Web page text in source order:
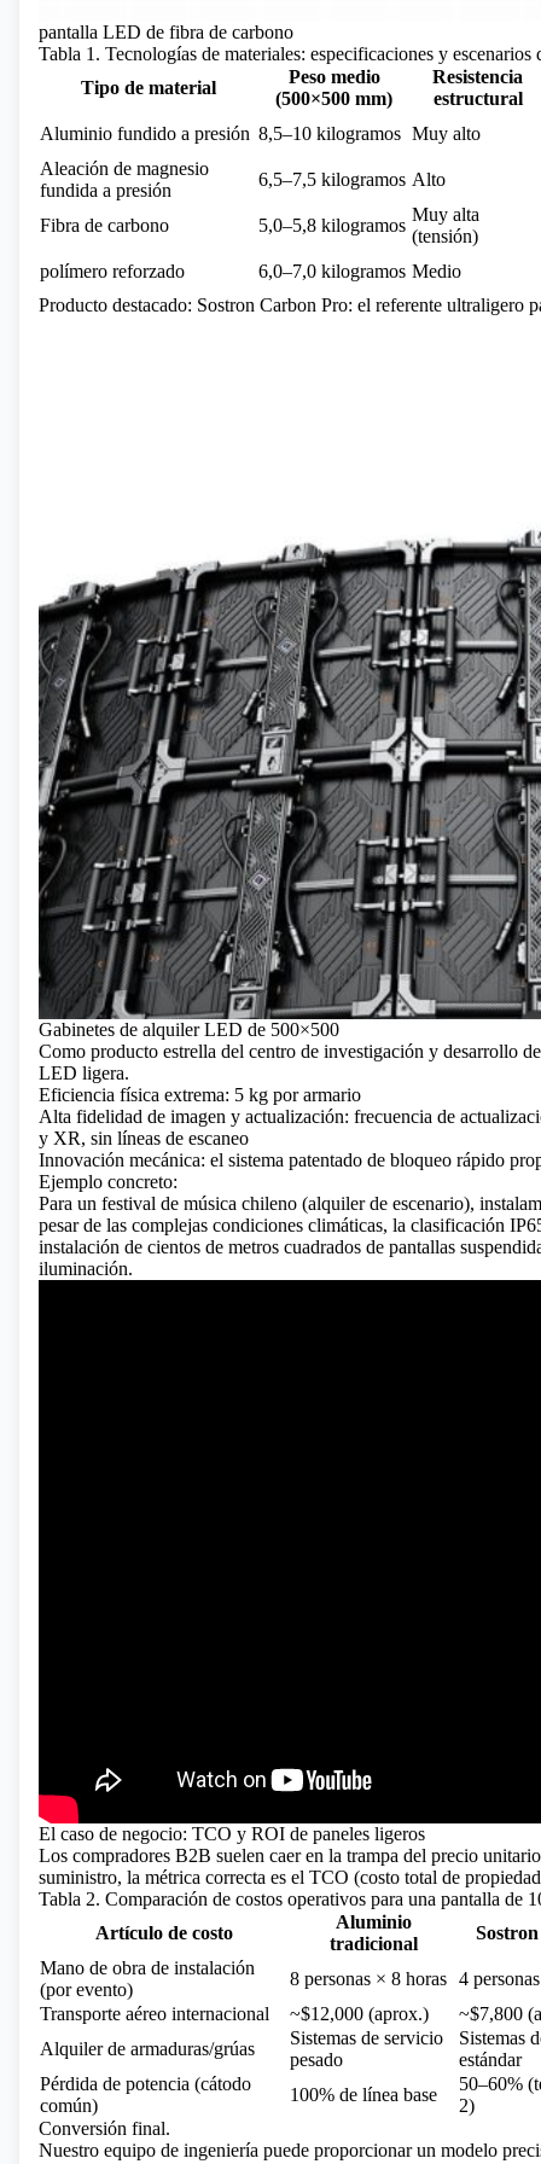
pantalla LED de fibra de carbono
Tabla 1. Tecnologías de materiales: especificaciones y escenarios
Tipo de material
Peso medio
(500×500 mm)
Resistencia
estructural
Aluminio fundido a presión 8,5–10 kilogramos Muy alto
Aleación de magnesio
fundida a presión
6,5–7,5 kilogramos Alto
Fibra de carbono 5,0–5,8 kilogramos
Muy alta
(tensión)
polímero reforzado
6,0–7,0 kilogramos Medio
Producto destacado: Sostron Carbon Pro: el referente ultraligero
Gabinetes de alquiler LED de 500×500
Como producto estrella del centro de investigación y desarrollo
LED ligera.
Eficiencia física extrema: 5 kg por armario
Alta fidelidad de imagen y actualización: frecuencia de
y XR, sin líneas de escaneo
Innovación mecánica: el sistema patentado de bloqueo rápido
Ejemplo concreto:
Para un festival de música chileno (alquiler de escenario),
pesar de las complejas condiciones climáticas, la clasificación
instalación de cientos de metros cuadrados de pantallas
iluminación.
El caso de negocio: TCO y ROI de paneles ligeros
Los compradores B2B suelen caer en la trampa del precio
suministro, la métrica correcta es el TCO (costo total de
Tabla 2. Comparación de costos operativos para una pantalla de
Artículo de costo
Aluminio
tradicional
Mano de obra de instalación
(por evento)
8 personas × 8 horas 4
Transporte aéreo internacional
~$12,000 (aprox.)
~$7,800
Alquiler de armaduras/grúas
Sistemas de servicio
pesado
Sistemas
estándar
Pérdida de potencia (cátodo
común)
100% de línea base
50–60%
2)
Conversión final.
Nuestro equipo de ingeniería puede proporcionar un modelo